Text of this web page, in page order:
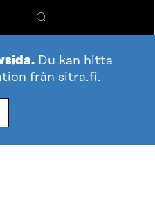
Sök
Du kan hitta
från sitra.fi.